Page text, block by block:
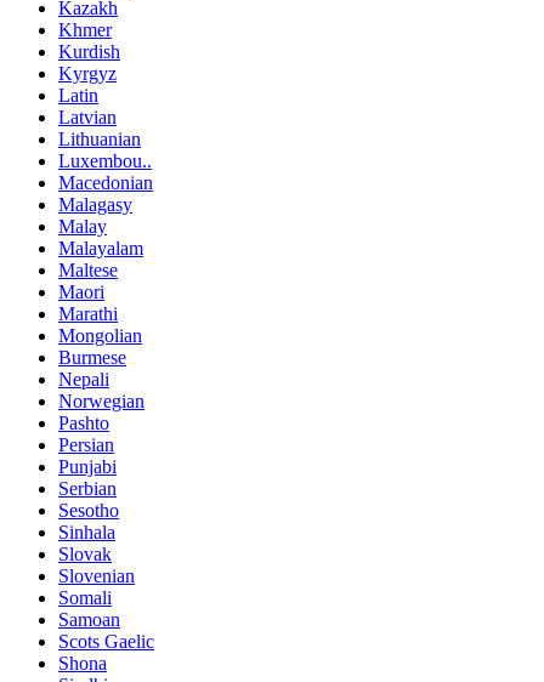
Kazakh
Khmer
Kurdish
Kyrgyz
Latin
Latvian
Lithuanian
Luxembou..
Macedonian
Malagasy
Malay
Malayalam
Maltese
Maori
Marathi
Mongolian
Burmese
Nepali
Norwegian
Pashto
Persian
Punjabi
Serbian
Sesotho
Sinhala
Slovak
Slovenian
Somali
Samoan
Scots Gaelic
Shona